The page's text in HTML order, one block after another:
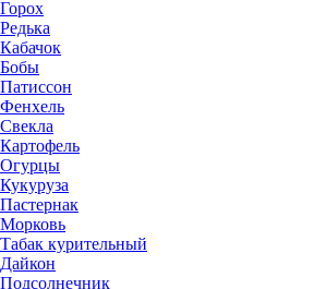
Горох
Редька
Кабачок
Бобы
Патиссон
Фенхель
Свекла
Картофель
Огурцы
Кукуруза
Пастернак
Морковь
Табак курительный
Дайкон
Подсолнечник